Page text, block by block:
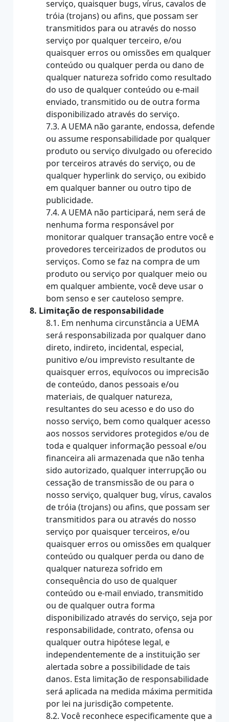
serviço, quaisquer bugs, vírus, cavalos de
tróia (trojans) ou afins, que possam ser
transmitidos para ou através do nosso
serviço por qualquer terceiro, e/ou
quaisquer erros ou omissões em qualquer
conteúdo ou qualquer perda ou dano de
qualquer natureza sofrido como resultado
do uso de qualquer conteúdo ou e-mail
enviado, transmitido ou de outra forma
disponibilizado através do serviço.
7.3. A UEMA não garante, endossa, defende
ou assume responsabilidade por qualquer
produto ou serviço divulgado ou oferecido
por terceiros através do serviço, ou de
qualquer hyperlink do serviço, ou exibido
em qualquer banner ou outro tipo de
publicidade.
7.4. A UEMA não participará, nem será de
nenhuma forma responsável por
monitorar qualquer transação entre você e
provedores terceirizados de produtos ou
serviços. Como se faz na compra de um
produto ou serviço por qualquer meio ou
em qualquer ambiente, você deve usar o
bom senso e ser cauteloso sempre.
8. Limitação de responsabilidade
8.1. Em nenhuma circunstância a UEMA
será responsabilizada por qualquer dano
direto, indireto, incidental, especial,
punitivo e/ou imprevisto resultante de
quaisquer erros, equívocos ou imprecisão
de conteúdo, danos pessoais e/ou
materiais, de qualquer natureza,
resultantes do seu acesso e do uso do
nosso serviço, bem como qualquer acesso
aos nossos servidores protegidos e/ou de
toda e qualquer informação pessoal e/ou
financeira ali armazenada que não tenha
sido autorizado, qualquer interrupção ou
cessação de transmissão de ou para o
nosso serviço, qualquer bug, vírus, cavalos
de tróia (trojans) ou afins, que possam ser
transmitidos para ou através do nosso
serviço por quaisquer terceiros, e/ou
quaisquer erros ou omissões em qualquer
conteúdo ou qualquer perda ou dano de
qualquer natureza sofrido em
consequência do uso de qualquer
conteúdo ou e-mail enviado, transmitido
ou de qualquer outra forma
disponibilizado através do serviço, seja por
responsabilidade, contrato, ofensa ou
qualquer outra hipótese legal, e
independentemente de a instituição ser
alertada sobre a possibilidade de tais
danos. Esta limitação de responsabilidade
será aplicada na medida máxima permitida
por lei na jurisdição competente.
8.2. Você reconhece especificamente que a